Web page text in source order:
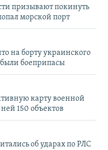
призывают покинуть
морской порт
на борту украинского
боеприпасы
карту военной
150 объектов
об ударах по РЛС